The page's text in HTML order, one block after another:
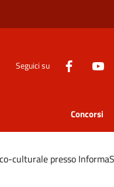
Seguici su
Concorsi
culturale presso